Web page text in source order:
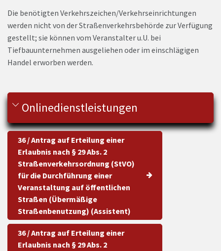
Die benötigten Verkehrszeichen/Verkehrseinrichtungen
werden nicht von der Straßenverkehrsbehörde zur Verfügung
gestellt; sie können vom Veranstalter u.U. bei
Tiefbauunternehmen ausgeliehen oder im einschlägigen
Handel erworben werden.
Onlinedienstleistungen
36 / Antrag auf Erteilung einer
Erlaubnis nach § 29 Abs. 2
Straßenverkehrsordnung (StVO)
für die Durchführung einer
Veranstaltung auf öffentlichen
Straßen (Übermäßige
Straßenbenutzung) (Assistent)
36 / Antrag auf Erteilung einer
Erlaubnis nach § 29 Abs. 2